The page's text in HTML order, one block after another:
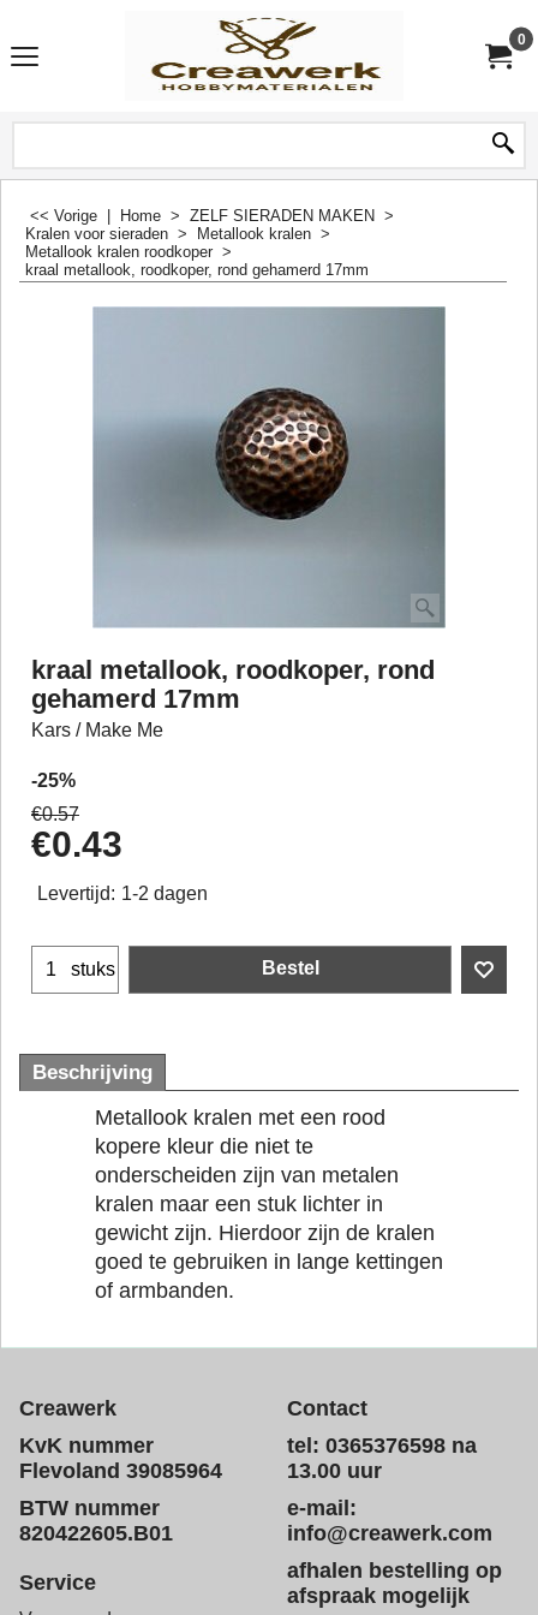
0
<< Vorige Home > ZELF SIERADEN MAKEN >
Kralen voor sieraden > Metallook kralen >
Metallook kralen roodkoper >
kraal metallook, roodkoper, rond gehamerd 17mm
kraal metallook, roodkoper, rond
gehamerd 17mm
Kars / Make Me
-25%
€0.57
€0.43
Levertijd: 1-2 dagen
stuks Bestel
Beschrijving
Metallook kralen met een rood
kopere kleur die niet te
onderscheiden zijn van metalen
kralen maar een stuk lichter in
gewicht zijn. Hierdoor zijn de kralen
goed te gebruiken in lange kettingen
of armbanden.
Creawerk
KvK nummer
Flevoland 39085964
BTW nummer
820422605.B01
Contact
tel: 0365376598 na
13.00 uur
e-mail:
info@creawerk.com
afhalen bestelling op
afspraak mogelijk
Service